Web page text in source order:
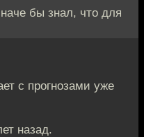
бы знал, что для
с прогнозами уже
назад.